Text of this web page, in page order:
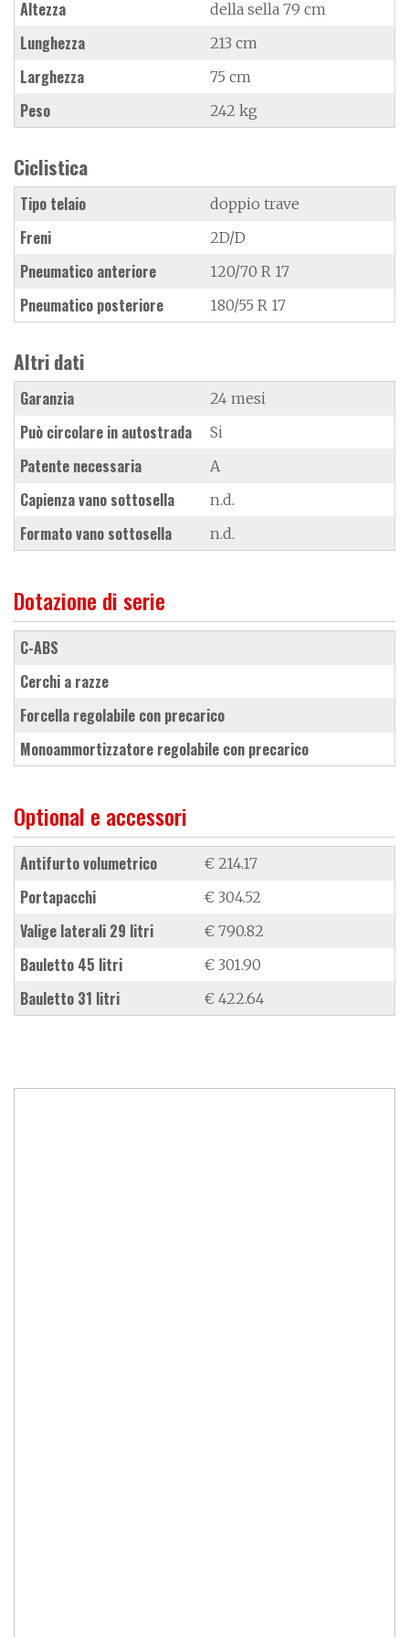
Altezza della sella 79 cm
Lunghezza 213 cm
Larghezza 75 cm
Peso 242 kg
Ciclistica
Tipo telaio doppio trave
Freni 2D/D
Pneumatico anteriore 120/70 R 17
Pneumatico posteriore 180/55 R 17
Altri dati
Garanzia 24 mesi
Può circolare in autostrada Si
Patente necessaria A
Capienza vano sottosella n.d.
Formato vano sottosella n.d.
Dotazione di serie
C-ABS
cerchi a razze
forcella regolabile con precarico
monoammortizzatore regolabile con precarico
Optional e accessori
antifurto volumetrico € 214.17
portapacchi € 304.52
valige laterali 29 litri € 790.82
bauletto 45 litri € 301.90
bauletto 31 litri € 422.64